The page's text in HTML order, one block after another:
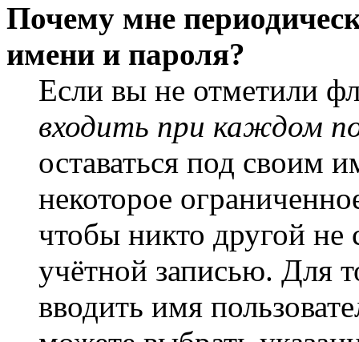
Почему мне
имени и пароля?
Если вы не отметили
входить при каждом
оставаться под своим
некоторое
чтобы никто другой не
учётной записью. Для
вводить имя